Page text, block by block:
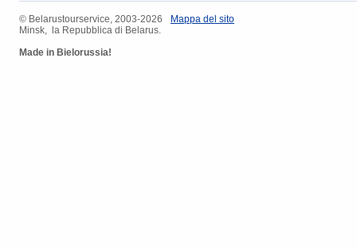
© ​Belarustourservice, 2003-2026
Minsk, la Repubblica di Belarus.
Made in Bielorussia!
​Mappa del sito